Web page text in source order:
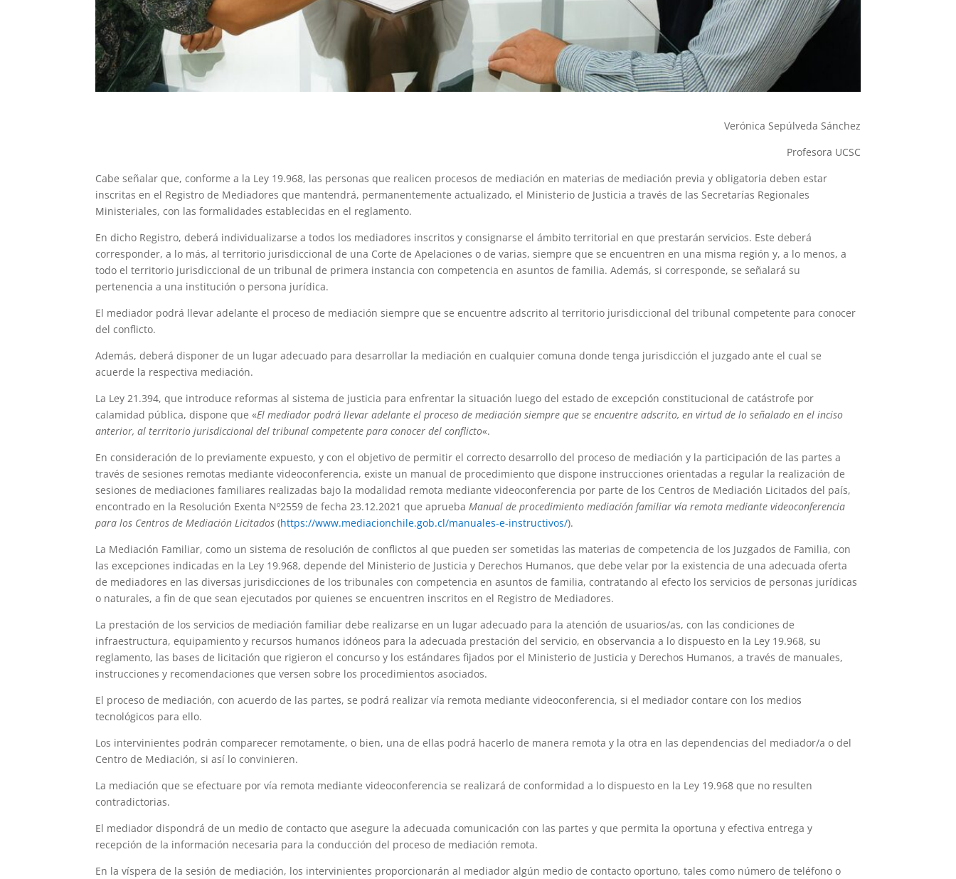
Verónica Sepúlveda Sánchez
Profesora UCSC
Cabe señalar que, conforme a la Ley 19.968, las personas que realicen procesos de mediación en materias de mediación previa y obligatoria deben estar
inscritas en el Registro de Mediadores que mantendrá, permanentemente actualizado, el Ministerio de Justicia a través de las Secretarías Regionales
Ministeriales, con las formalidades establecidas en el reglamento.
En dicho Registro, deberá individualizarse a todos los mediadores inscritos y consignarse el ámbito territorial en que prestarán servicios. Este deberá
corresponder, a lo más, al territorio jurisdiccional de una Corte de Apelaciones o de varias, siempre que se encuentren en una misma región y, a lo menos, a
todo el territorio jurisdiccional de un tribunal de primera instancia con competencia en asuntos de familia. Además, si corresponde, se señalará su
pertenencia a una institución o persona jurídica.
El mediador podrá llevar adelante el proceso de mediación siempre que se encuentre adscrito al territorio jurisdiccional del tribunal competente para conocer
del conflicto.
Además, deberá disponer de un lugar adecuado para desarrollar la mediación en cualquier comuna donde tenga jurisdicción el juzgado ante el cual se
acuerde la respectiva mediación.
La Ley 21.394, que introduce reformas al sistema de justicia para enfrentar la situación luego del estado de excepción constitucional de catástrofe por
calamidad pública, dispone que «El mediador podrá llevar adelante el proceso de mediación siempre que se encuentre adscrito, en virtud de lo señalado en el inciso
anterior, al territorio jurisdiccional del tribunal competente para conocer del conflicto«.
En consideración de lo previamente expuesto, y con el objetivo de permitir el correcto desarrollo del proceso de mediación y la participación de las partes a
través de sesiones remotas mediante videoconferencia, existe un manual de procedimiento que dispone instrucciones orientadas a regular la realización de
sesiones de mediaciones familiares realizadas bajo la modalidad remota mediante videoconferencia por parte de los Centros de Mediación Licitados del país,
encontrado en la Resolución Exenta Nº2559 de fecha 23.12.2021 que aprueba Manual de procedimiento mediación familiar vía remota mediante videoconferencia
para los Centros de Mediación Licitados (https://www.mediacionchile.gob.cl/manuales-e-instructivos/).
La Mediación Familiar, como un sistema de resolución de conflictos al que pueden ser sometidas las materias de competencia de los Juzgados de Familia, con
las excepciones indicadas en la Ley 19.968, depende del Ministerio de Justicia y Derechos Humanos, que debe velar por la existencia de una adecuada oferta
de mediadores en las diversas jurisdicciones de los tribunales con competencia en asuntos de familia, contratando al efecto los servicios de personas jurídicas
o naturales, a fin de que sean ejecutados por quienes se encuentren inscritos en el Registro de Mediadores.
La prestación de los servicios de mediación familiar debe realizarse en un lugar adecuado para la atención de usuarios/as, con las condiciones de
infraestructura, equipamiento y recursos humanos idóneos para la adecuada prestación del servicio, en observancia a lo dispuesto en la Ley 19.968, su
reglamento, las bases de licitación que rigieron el concurso y los estándares fijados por el Ministerio de Justicia y Derechos Humanos, a través de manuales,
instrucciones y recomendaciones que versen sobre los procedimientos asociados.
El proceso de mediación, con acuerdo de las partes, se podrá realizar vía remota mediante videoconferencia, si el mediador contare con los medios
tecnológicos para ello.
Los intervinientes podrán comparecer remotamente, o bien, una de ellas podrá hacerlo de manera remota y la otra en las dependencias del mediador/a o del
Centro de Mediación, si así lo convinieren.
La mediación que se efectuare por vía remota mediante videoconferencia se realizará de conformidad a lo dispuesto en la Ley 19.968 que no resulten
contradictorias.
El mediador dispondrá de un medio de contacto que asegure la adecuada comunicación con las partes y que permita la oportuna y efectiva entrega y
recepción de la información necesaria para la conducción del proceso de mediación remota.
En la víspera de la sesión de mediación, los intervinientes proporcionarán al mediador algún medio de contacto oportuno, tales como número de teléfono o